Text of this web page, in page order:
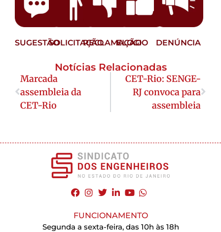
SUGESTÃOSOLICITAÇÃORECLAMAÇÃO
ELOGIO DENÚNCIA
Notícias Relacionadas
Marcada
assembleia da
CET-Rio
CET-Rio: SENGE-
RJ convoca para
assembleia
FUNCIONAMENTO
Segunda a sexta-feira, das 10h às 18h